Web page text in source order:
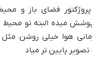
پروژکتور فضای باز و
پوشش میده البته تو
هوا خیلی روشن
پایین تر میاد